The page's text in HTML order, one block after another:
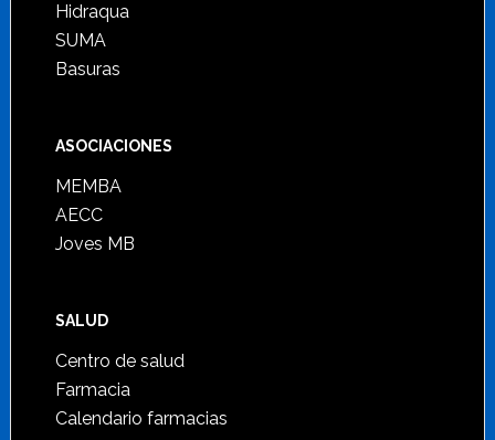
Hidraqua
SUMA
Basuras
ASOCIACIONES
MEMBA
AECC
Joves MB
SALUD
Centro de salud
Farmacia
Calendario farmacias